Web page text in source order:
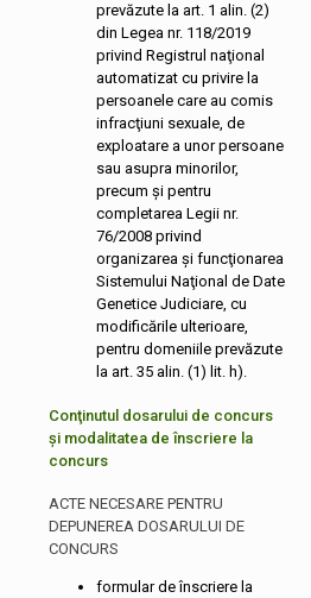
prevăzute la art. 1 alin. (2)
din Legea nr. 118/2019
privind Registrul naţional
automatizat cu privire la
persoanele care au comis
infracţiuni sexuale, de
exploatare a unor persoane
sau asupra minorilor,
precum şi pentru
completarea Legii nr.
76/2008 privind
organizarea şi funcţionarea
Sistemului Naţional de Date
Genetice Judiciare, cu
modificările ulterioare,
pentru domeniile prevăzute
la art. 35 alin. (1) lit. h).
Conţinutul dosarului de concurs
și modalitatea de înscriere la
concurs
ACTE NECESARE PENTRU
DEPUNEREA DOSARULUI DE
CONCURS
formular de înscriere la